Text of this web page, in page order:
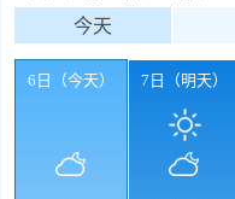
今天
6日（今天） 7日（明天）